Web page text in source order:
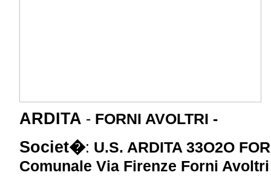
ARDITA - FORNI AVOLTRI -
Societ�: U.S. ARDITA 33O2O
Comunale Via Firenze Forni Avoltri